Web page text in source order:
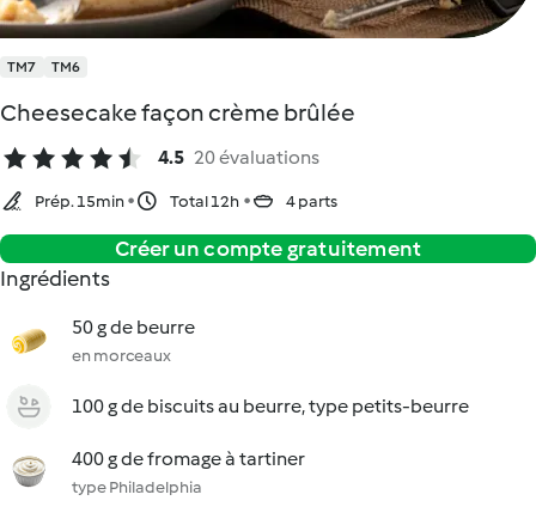
TM7 TM6
Cheesecake façon crème brûlée
4.5 20 évaluations
Prép. 15min Total 12h 4 parts
Créer un compte gratuitement
Ingrédients
50 g de beurre
en morceaux
100 g de biscuits au beurre, type petits-beurre
400 g de fromage à tartiner
type Philadelphia